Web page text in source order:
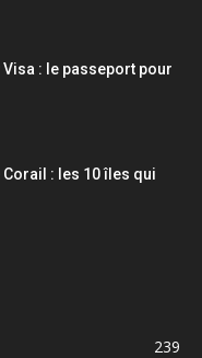
: le passeport pour
: les 10 îles qui
239